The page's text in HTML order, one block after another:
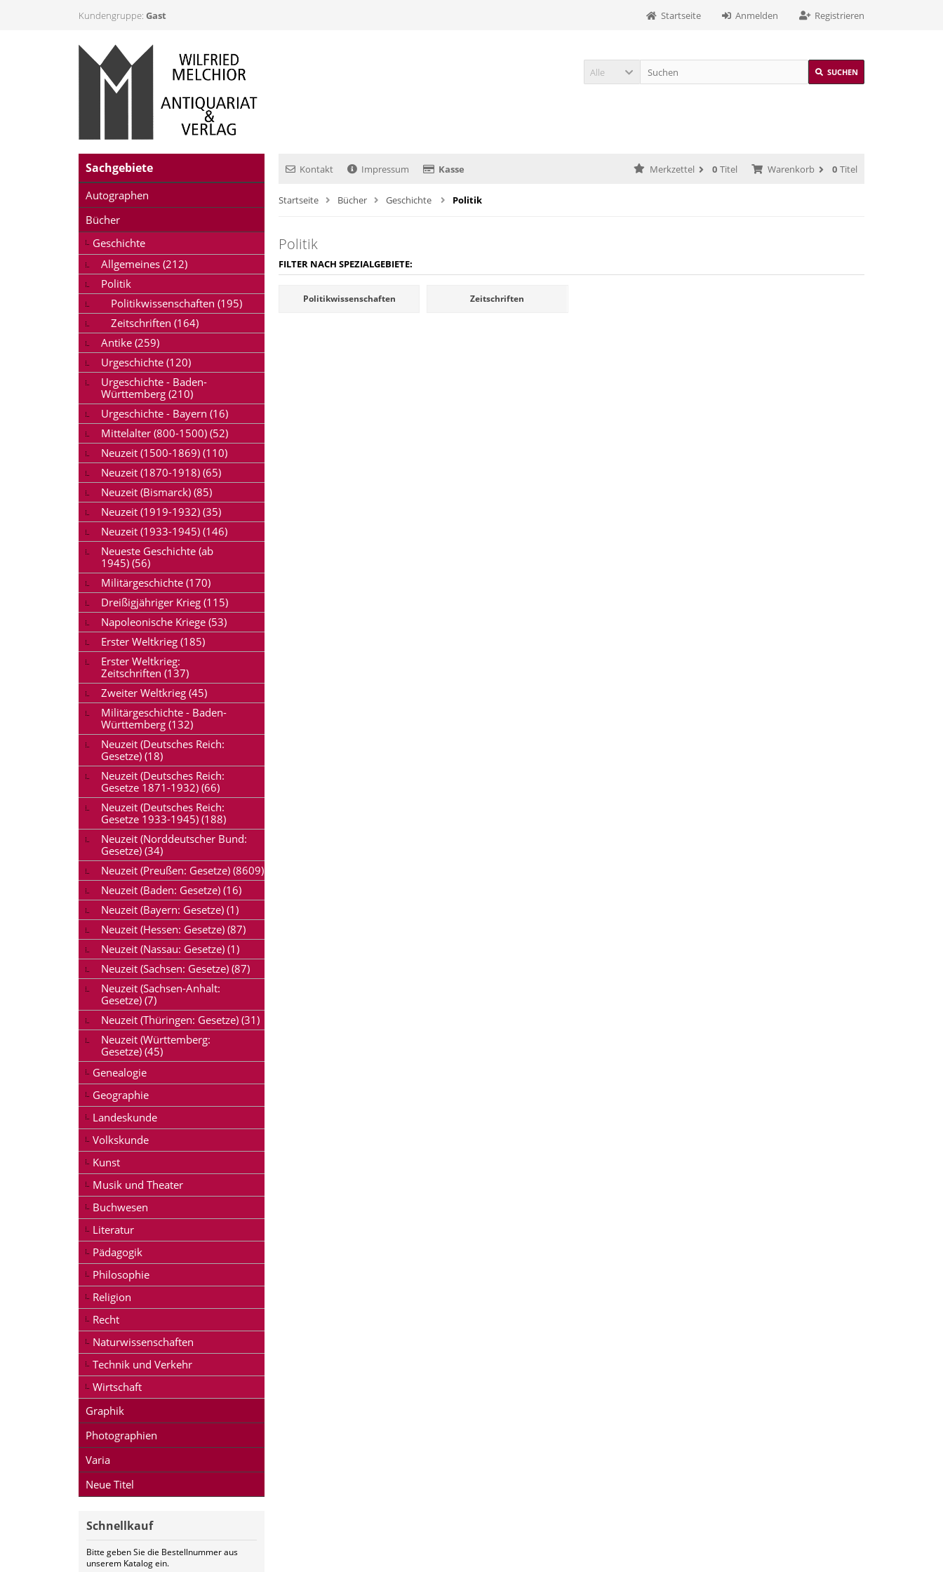
Kundengruppe: Gast Registrieren
Anmelden
Startseite
Alle SUCHEN
Kontakt Impressum Kasse Warenkorb 0 Titel
Merkzettel 0 Titel
Startseite Bücher Geschichte Politik
Politik
FILTER NACH SPEZIALGEBIETE:
Politikwissenschaften Zeitschriften
Sachgebiete
Autographen
Bücher
Geschichte
Allgemeines (212)
Politik
Politikwissenschaften (195)
Zeitschriften (164)
Antike (259)
Urgeschichte (120)
Urgeschichte - Baden-
Württemberg (210)
Urgeschichte - Bayern (16)
Mittelalter (800-1500) (52)
Neuzeit (1500-1869) (110)
Neuzeit (1870-1918) (65)
Neuzeit (Bismarck) (85)
Neuzeit (1919-1932) (35)
Neuzeit (1933-1945) (146)
Neueste Geschichte (ab
1945) (56)
Militärgeschichte (170)
Dreißigjähriger Krieg (115)
Napoleonische Kriege (53)
Erster Weltkrieg (185)
Erster Weltkrieg:
Zeitschriften (137)
Zweiter Weltkrieg (45)
Militärgeschichte - Baden-
Württemberg (132)
Neuzeit (Deutsches Reich:
Gesetze) (18)
Neuzeit (Deutsches Reich:
Gesetze 1871-1932) (66)
Neuzeit (Deutsches Reich:
Gesetze 1933-1945) (188)
Neuzeit (Norddeutscher Bund:
Gesetze) (34)
Neuzeit (Preußen: Gesetze) (8609)
Neuzeit (Baden: Gesetze) (16)
Neuzeit (Bayern: Gesetze) (1)
Neuzeit (Hessen: Gesetze) (87)
Neuzeit (Nassau: Gesetze) (1)
Neuzeit (Sachsen: Gesetze) (87)
Neuzeit (Sachsen-Anhalt:
Gesetze) (7)
Neuzeit (Thüringen: Gesetze) (31)
Neuzeit (Württemberg:
Gesetze) (45)
Genealogie
Geographie
Landeskunde
Volkskunde
Kunst
Musik und Theater
Buchwesen
Literatur
Pädagogik
Philosophie
Religion
Recht
Naturwissenschaften
Technik und Verkehr
Wirtschaft
Graphik
Photographien
Varia
Neue Titel
Schnellkauf
Bitte geben Sie die Bestellnummer aus
unserem Katalog ein.